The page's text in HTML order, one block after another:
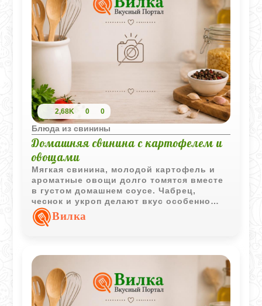
2,68K 0 0
Блюда из свинины
Домашняя свинина с картофелем и
овощами
Мягкая свинина, молодой картофель и
ароматные овощи долго томятся вместе
в густом домашнем соусе. Чабрец,
чеснок и укроп делают вкус особенно
насыщенным и уютным.
Вилка